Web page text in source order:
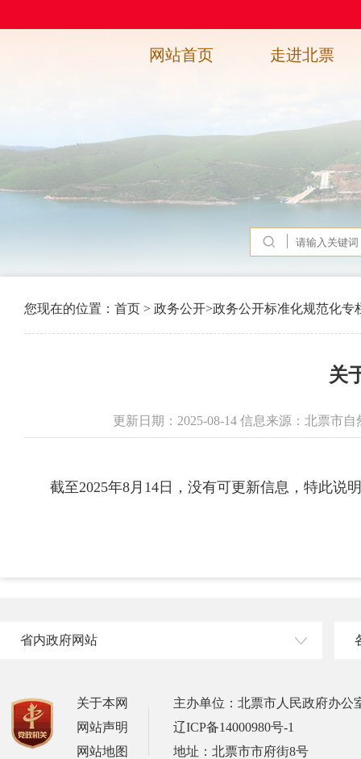
网站首页 走进北票
您现在的位置： 首页 > 政务公开>政务公开标准化规范化专
关
更新日期：2025-08-14 信息来源：北票市
截至2025年8月14日，没有可更新信息，特此说
省内政府网站
关于本网
网站声明
网站地图
主办单位：北票市人民政府办公
辽ICP备14000980号-1
地址：北票市市府街8号